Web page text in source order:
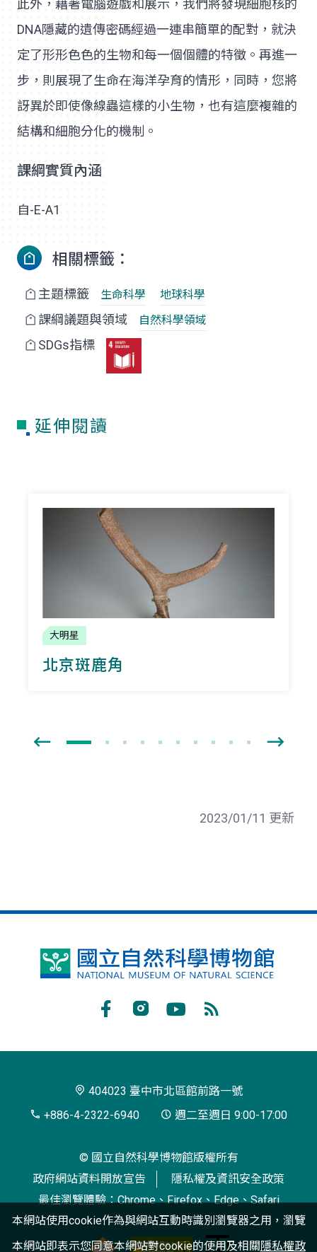
此外，藉著電腦遊戲和展示，我們將發現細胞核的
DNA隱藏的遺傳密碼經過一連串簡單的配對，就決
定了形形色色的生物和每一個個體的特徵。再進一
步，則展現了生命在海洋孕育的情形，同時，您將
訝異於即使像線蟲這樣的小生物，也有這麼複雜的
結構和細胞分化的機制。
課綱實質內涵
自-E-A1
相關標籤：
主題標籤 生命科學 地球科學
課綱議題與領域 自然科學領域
SDGs指標
延伸閱讀
大明星
北京斑鹿角
2023/01/11 更新
國
博
閱
404023 臺中市北區館前路一號
+886-4-2322-6940
週二至週日 9:00-17:00
© 國立自然科學博物館版權所有
政府網站資料開放宣告
隱私權及資訊安全政策
最佳瀏覽體驗：Chrome、Firefox、Edge、Safari
本網站使用cookie作為與網站互動時識別瀏覽器之用，瀏覽
本網站即表示您同意本網站對cookie的使用及相關隱私權政